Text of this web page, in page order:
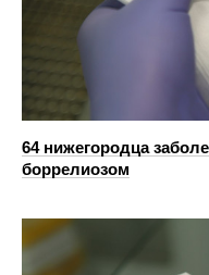
64 нижегородца
боррелиозом